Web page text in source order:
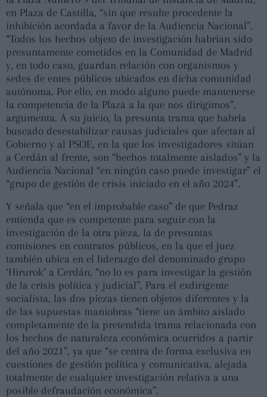
en Plaza de Castilla, “sin que resulte procedente la
inhibición acordada a favor de la Audiencia Nacional”.
“Todos los hechos objeto de investigación habrían sido
presuntamente cometidos en la Comunidad de Madrid
y, en todo caso, guardan relación con organismos y
sedes de entes públicos ubicados en dicha comunidad
autónoma. Por ello, en modo alguno puede mantenerse
la competencia de la Plaza a la que nos dirigimos”,
argumenta. A su juicio, la presunta trama que habría
buscado desestabilizar causas judiciales que afectan al
Gobierno y al PSOE, en la que los investigadores sitúan
a Cerdán al frente, son “hechos totalmente aislados” y la
Audiencia Nacional “en ningún caso puede investigar” el
“grupo de gestión de crisis iniciado en el año 2024”.
Y señala que “en el improbable caso” de que Pedraz
entienda que es competente para seguir con la
investigación de la otra pieza, la de presuntas
comisiones en contratos públicos, en la que el juez
también ubica en el liderazgo del denominado grupo
‘Hirurok’ a Cerdán, “no lo es para investigar la gestión
de la crisis política y judicial”. Para el exdirigente
socialista, las dos piezas tienen objetos diferentes y la
de las supuestas maniobras “tiene un ámbito aislado
completamente de la pretendida trama relacionada con
los hechos de naturaleza económica ocurridos a partir
del año 2021”, ya que “se centra de forma exclusiva en
cuestiones de gestión política y comunicativa, alejada
totalmente de cualquier investigación relativa a una
posible defraudación económica”.